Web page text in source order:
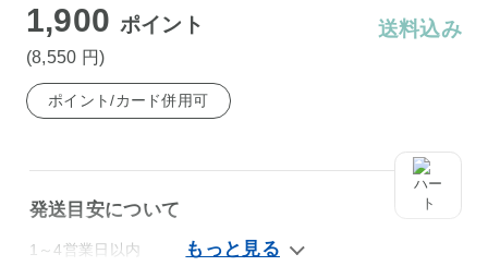
1,900 ポイント
(8,550 円)
送料込み
ポイント/カード併用可
発送目安について
1～4営業日以内